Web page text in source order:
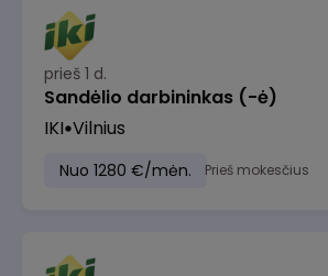
prieš 1 d.
Sandėlio darbininkas (-ė)
IKI Vilnius
Nuo 1280 €/mėn. Prieš mokesčius